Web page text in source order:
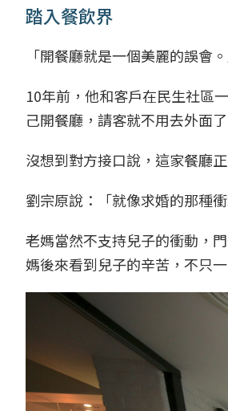
踏入餐飲界
「開餐廳就是一個美麗的誤會
10年前，他和客戶在民生社區
己開餐廳，請客就不用去外面了
沒想到對方接口說，這家餐廳
劉宗原說：「就像求婚的那種
老媽當然不支持兒子的衝動，
媽後來看到兒子的辛苦，不只